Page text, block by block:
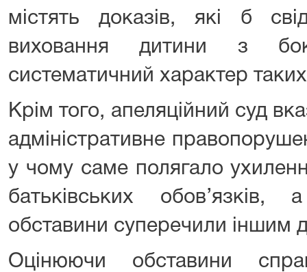
містять доказів, які б
виховання дитини з
систематичний характер таких
Крім того, апеляційний суд
адміністративне
у чому саме полягало
батьківських
обставини суперечили іншим
Оцінюючи обставини